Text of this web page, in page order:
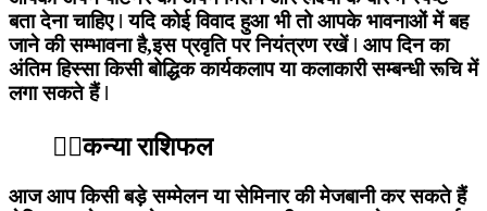
बता देना चाहिए ǀ यदि कोई विवाद हुआ भी तो आपके भावनाओं में बह
जाने की सम्भावना है,इस प्रवृति पर नियंत्रण रखें ǀ आप दिन का
अंतिम हिस्सा किसी बोद्धिक कार्यकलाप या कलाकारी सम्बन्धी रूचि में
लगा सकते हैं ǀ
🙍‍♀️कन्या राशिफल
आज आप किसी बड़े सम्मेलन या सेमिनार की मेजबानी कर सकते हैं